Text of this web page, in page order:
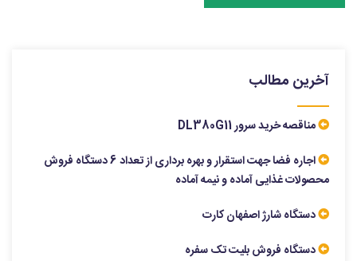
آخرین مطالب
مناقصه خرید سرور DL380G11
اجاره فضا جهت استقرار و بهره برداری از تعداد 6 دستگاه فروش
محصولات غذایی آماده و نیمه آماده
دستگاه شارژ اصفهان کارت
دستگاه فروش بلیت تک سفره